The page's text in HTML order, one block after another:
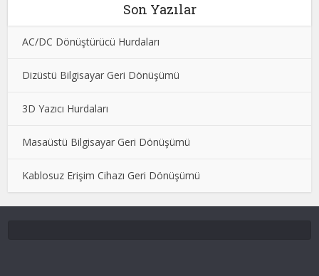
Son Yazılar
AC/DC Dönüştürücü Hurdaları
Dizüstü Bilgisayar Geri Dönüşümü
3D Yazıcı Hurdaları
Masaüstü Bilgisayar Geri Dönüşümü
Kablosuz Erişim Cihazı Geri Dönüşümü